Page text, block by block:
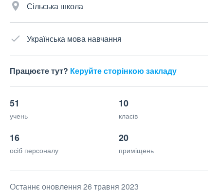
Сільська школа
Українська мова навчання
Працюєте тут? Керуйте сторінкою закладу
51
учень
10
класів
16
осіб персоналу
20
приміщень
Останнє оновлення 26 травня 2023